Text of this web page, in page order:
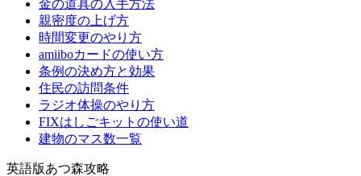
金の道具の入手方法
親密度の上げ方
時間変更のやり方
amiiboカードの使い方
条例の決め方と効果
住民の訪問条件
ラジオ体操のやり方
FIXはしごキットの使い道
建物のマス数一覧
英語版あつ森攻略